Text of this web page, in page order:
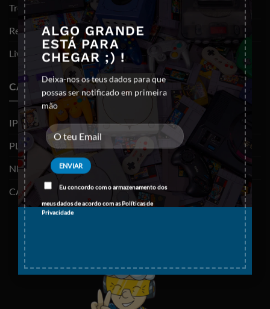
ALGO GRANDE
ESTÁ PARA
CHEGAR ;) !
Deixa-nos os teus dados para que
possas ser notificado em primeira
mão
Eu concordo com o armazenamento dos
meus dados de acordo com asPolíticas de
Privacidade
Trocas e devoluções
Resolução de litígios
Livro de reclamações
CATEGORIAS
IPHONES (RECONDICIONADOS)
PLAYSTATION
NINTENDO SWITCH
CABOS E ADAPTADORES TYPE-C